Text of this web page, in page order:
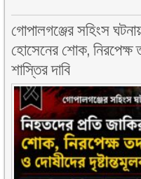
গোপালগঞ্জের সহিংস
হোসেনের শোক,
শাস্তির দাবি